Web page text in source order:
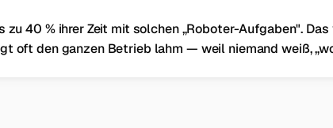
40 % ihrer Zeit mit solchen „Roboter-Aufgaben".
oft den ganzen Betrieb lahm — weil niemand weiß,